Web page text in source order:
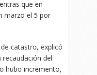
que en
marzo el 5 por
catastro, explicó
del
hubo incremento,